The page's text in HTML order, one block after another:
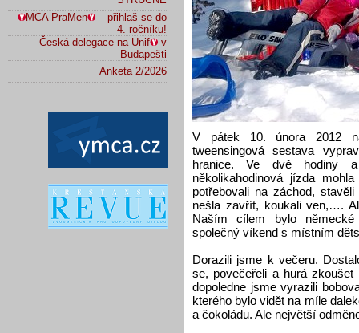
MCA PraMen
– přihlaš se do
4. ročníku!
Česká delegace na Unif
v
Budapešti
Anketa 2/2026
V pátek 10. února 2012
tweensingová sestava
hranice. Ve dvě hodiny
několikahodinová jízda
potřebovali na záchod,
nešla zavřít, koukali ven,….
Naším cílem bylo
společný víkend s místním
Dorazili jsme k večeru.
se, povečeřeli a hurá
dopoledne jsme vyrazili
kterého bylo vidět na míle
a čokoládu. Ale největší